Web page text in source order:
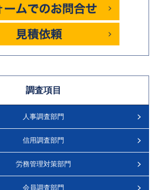
調査項目
人事調査部門
信用調査部門
労務管理対策部門
会員調査部門